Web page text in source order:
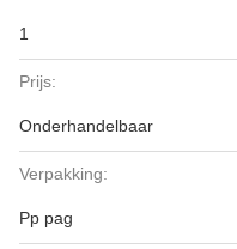
1
Prijs:
Onderhandelbaar
Verpakking:
Pp pag